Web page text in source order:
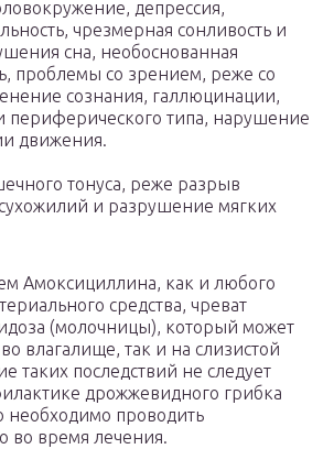
депрессия,
чрезмерная сонливость и
сна, необоснованная
проблемы со зрением, реже со
сознания, галлюцинации,
периферического типа, нарушение
движения.
тонуса, реже разрыв
и разрушение мягких
Амоксициллина, как и любого
средства, чреват
(молочницы), который может
влагалище, так и на слизистой
таких последствий не следует
дрожжевидного грибка
необходимо проводить
во время лечения.